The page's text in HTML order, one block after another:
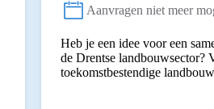
Status:
Aanvragen niet meer
Heb je een idee voor een
de Drentse landbouwsector?
toekomstbestendige